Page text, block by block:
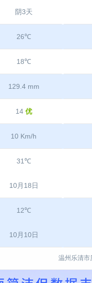
阴3天
26℃
18℃
129.4 mm
14 优
10 Km/h
31℃
10月18日
12℃
10月10日
温州乐清市